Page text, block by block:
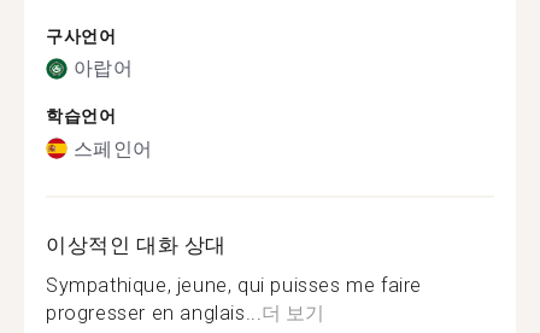
구사언어
아랍어
학습언어
스페인어
이상적인 대화 상대
Sympathique, jeune, qui puisses me faire
progresser en anglais... 더 보기